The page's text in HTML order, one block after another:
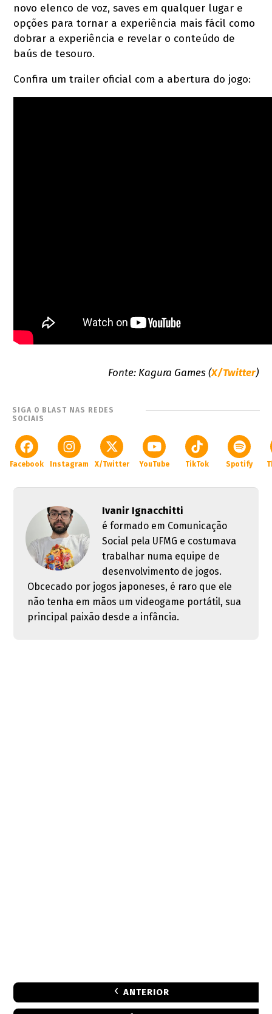
novo elenco de voz, saves em qualquer lugar e
opções para tornar a experiência mais fácil como
dobrar a experiência e revelar o conteúdo de
baús de tesouro.
Confira um trailer oficial com a abertura do jogo:
Fonte: Kagura Games (X/Twitter)
SIGA O BLAST NAS REDES
SOCIAIS
Facebook Instagram X/Twitter YouTube TikTok Spotify
Ivanir Ignacchitti
é formado em Comunicação
Social pela UFMG e costumava
trabalhar numa equipe de
desenvolvimento de jogos.
Obcecado por jogos japoneses, é raro que ele
não tenha em mãos um videogame portátil, sua
principal paixão desde a infância.
ANTERIOR